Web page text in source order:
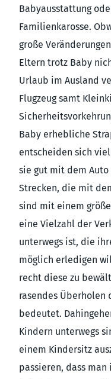
Babyausstattung
Familienkarosse.
große
Eltern trotz Baby
Urlaub im Ausland
Flugzeug samt
Baby erhebliche
entscheiden sich
sie gut mit dem Auto
Strecken, die mit
sind mit einem
eine Vielzahl der
unterwegs ist, die
möglich erledigen
recht diese zu
rasendes Überholen
bedeutet.
Kindern unterwegs
einem Kindersitz
passieren, dass